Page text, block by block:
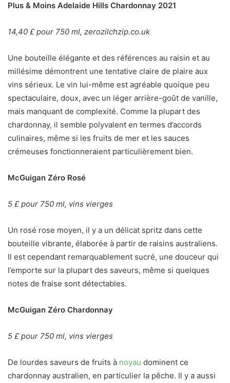
Plus & Moins Adelaide Hills Chardonnay 2021
14,40 £ pour 750 ml, zerozilchzip.co.uk
Une bouteille élégante et des références au raisin et au
millésime démontrent une tentative claire de plaire aux
vins sérieux. Le vin lui-même est agréable quoique peu
spectaculaire, doux, avec un léger arrière-goût de vanille,
mais manquant de complexité. Comme la plupart des
chardonnay, il semble polyvalent en termes d’accords
culinaires, même si les fruits de mer et les sauces
crémeuses fonctionneraient particulièrement bien.
McGuigan Zéro Rosé
5 £ pour 750 ml, vins vierges
Un rosé rose moyen, il y a un délicat spritz dans cette
bouteille vibrante, élaborée à partir de raisins australiens.
Il est cependant remarquablement sucré, une douceur qui
l’emporte sur la plupart des saveurs, même si quelques
notes de fraise sont détectables.
McGuigan Zéro Chardonnay
5 £ pour 750 ml, vins vierges
De lourdes saveurs de fruits à noyau dominent ce
chardonnay australien, en particulier la pêche. Il y a aussi